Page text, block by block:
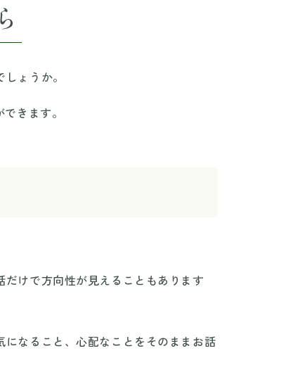
ょうか。
きます。
けで方向性が見えることもあります
になること、心配なことをそのままお話